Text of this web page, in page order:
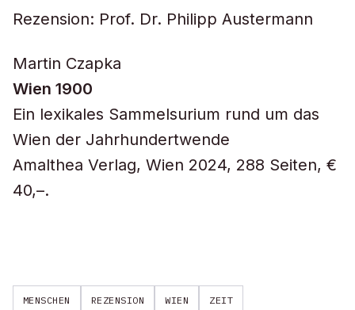
Rezension: Prof. Dr. Philipp Austermann
Martin Czapka
Wien 1900
Ein lexikales Sammelsurium rund um das
Wien der Jahrhundertwende
Amalthea Verlag, Wien 2024, 288 Seiten, €
40,–.
MENSCHEN REZENSION WIEN ZEIT